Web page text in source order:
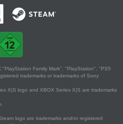
Family Mark", "PlayStation", "PS5
trademarks or trademarks of Sony
X|S logo and XBOX Series X|S are trademarks
logo are trademarks and/or registered